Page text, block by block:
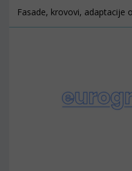
Fasade, krovovi, adaptacije